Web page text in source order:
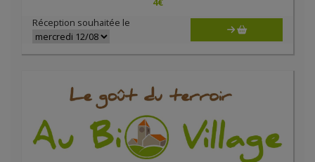
Réception souhaitée le